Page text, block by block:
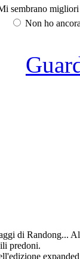
sembrano
Non ho
di Randong...
predoni.